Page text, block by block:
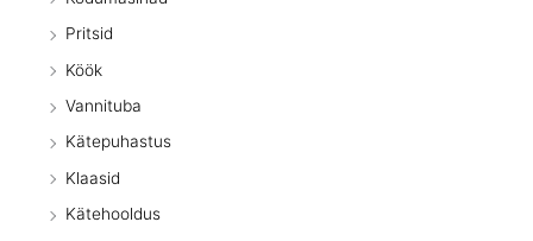
Pritsid
Köök
Vannituba
Kätepuhastus
Klaasid
Kätehooldus